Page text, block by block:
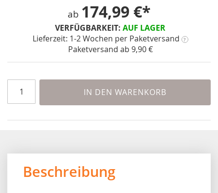
VERFÜGBARKEIT: AUF LAGER
Lieferzeit: 1-2 Wochen per Paketversand ?
Paketversand ab 9,90 €
ab 174,99 €
IN DEN WARENKORB
Beschreibung